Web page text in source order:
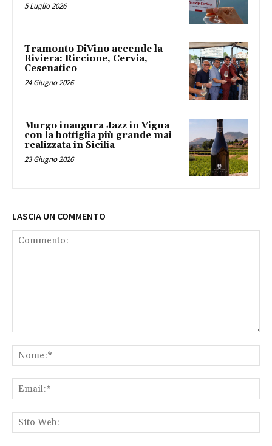
5 Luglio 2026
Tramonto DiVino accende la
Riviera: Riccione, Cervia,
Cesenatico
24 Giugno 2026
Murgo inaugura Jazz in Vigna
con la bottiglia più grande mai
realizzata in Sicilia
23 Giugno 2026
LASCIA UN COMMENTO